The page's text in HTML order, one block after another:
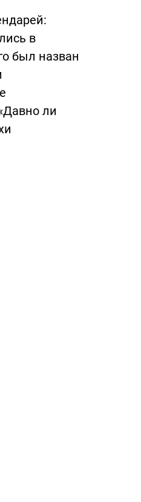
в
был назван
ли